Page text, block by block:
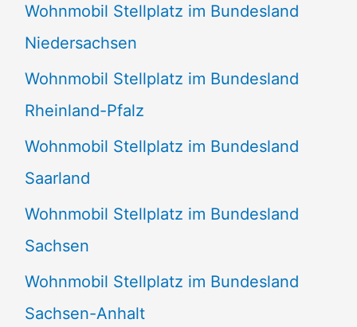
Wohnmobil Stellplatz im Bundesland
Niedersachsen
Wohnmobil Stellplatz im Bundesland
Rheinland-Pfalz
Wohnmobil Stellplatz im Bundesland
Saarland
Wohnmobil Stellplatz im Bundesland
Sachsen
Wohnmobil Stellplatz im Bundesland
Sachsen-Anhalt